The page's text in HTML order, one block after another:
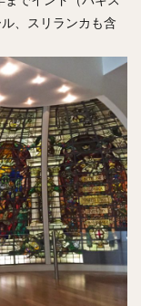
、スリランカも含